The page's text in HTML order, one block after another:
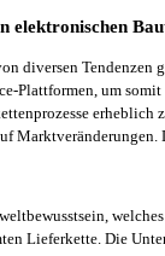
elektronischen
diversen
Plattformen, um
erheblich
Lieferkette. Die